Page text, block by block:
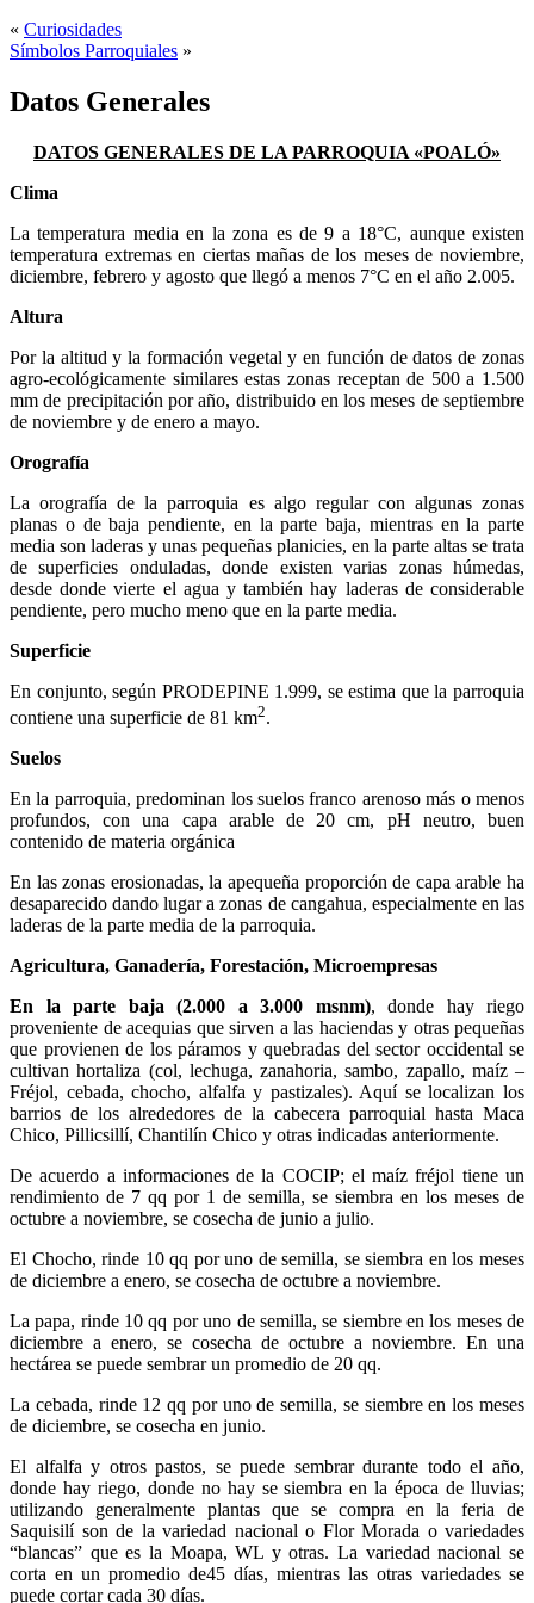
« Curiosidades
Símbolos Parroquiales »
Datos Generales
DATOS GENERALES DE LA PARROQUIA «POALÓ»
Clima
La temperatura media en la zona es de 9 a 18°C, aunque existen
temperatura extremas en ciertas mañas de los meses de noviembre,
diciembre, febrero y agosto que llegó a menos 7°C en el año 2.005.
Altura
Por la altitud y la formación vegetal y en función de datos de zonas
agro-ecológicamente similares estas zonas receptan de 500 a 1.500
mm de precipitación por año, distribuido en los meses de septiembre
de noviembre y de enero a mayo.
Orografía
La orografía de la parroquia es algo regular con algunas zonas
planas o de baja pendiente, en la parte baja, mientras en la parte
media son laderas y unas pequeñas planicies, en la parte altas se trata
de superficies onduladas, donde existen varias zonas húmedas,
desde donde vierte el agua y también hay laderas de considerable
pendiente, pero mucho meno que en la parte media.
Superficie
En conjunto, según PRODEPINE 1.999, se estima que la parroquia
contiene una superficie de 81 km2.
Suelos
En la parroquia, predominan los suelos franco arenoso más o menos
profundos, con una capa arable de 20 cm, pH neutro, buen
contenido de materia orgánica
En las zonas erosionadas, la apequeña proporción de capa arable ha
desaparecido dando lugar a zonas de cangahua, especialmente en las
laderas de la parte media de la parroquia.
Agricultura, Ganadería, Forestación, Microempresas
En la parte baja (2.000 a 3.000 msnm), donde hay riego
proveniente de acequias que sirven a las haciendas y otras pequeñas
que provienen de los páramos y quebradas del sector occidental se
cultivan hortaliza (col, lechuga, zanahoria, sambo, zapallo, maíz –
Fréjol, cebada, chocho, alfalfa y pastizales). Aquí se localizan los
barrios de los alrededores de la cabecera parroquial hasta Maca
Chico, Pillicsillí, Chantilín Chico y otras indicadas anteriormente.
De acuerdo a informaciones de la COCIP; el maíz fréjol tiene un
rendimiento de 7 qq por 1 de semilla, se siembra en los meses de
octubre a noviembre, se cosecha de junio a julio.
El Chocho, rinde 10 qq por uno de semilla, se siembra en los meses
de diciembre a enero, se cosecha de octubre a noviembre.
La papa, rinde 10 qq por uno de semilla, se siembre en los meses de
diciembre a enero, se cosecha de octubre a noviembre. En una
hectárea se puede sembrar un promedio de 20 qq.
La cebada, rinde 12 qq por uno de semilla, se siembre en los meses
de diciembre, se cosecha en junio.
El alfalfa y otros pastos, se puede sembrar durante todo el año,
donde hay riego, donde no hay se siembra en la época de lluvias;
utilizando generalmente plantas que se compra en la feria de
Saquisilí son de la variedad nacional o Flor Morada o variedades
“blancas” que es la Moapa, WL y otras. La variedad nacional se
corta en un promedio de45 días, mientras las otras variedades se
puede cortar cada 30 días.